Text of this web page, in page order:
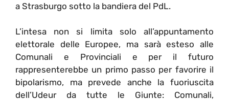
a Strasburgo sotto la bandiera del PdL.
L’intesa non si limita solo all’appuntamento
elettorale delle Europee, ma sarà esteso alle
Comunali e Provinciali e per il futuro
rappresenterebbe un primo passo per favorire il
bipolarismo, ma prevede anche la fuoriuscita
dell’Udeur da tutte le Giunte: Comunali,